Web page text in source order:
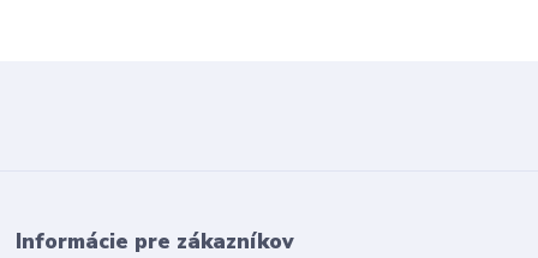
Informácie pre zákazníkov